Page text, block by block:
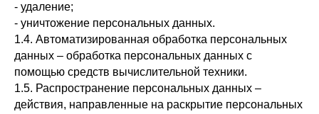
- удаление;
- уничтожение персональных данных.
1.4. Автоматизированная обработка персональных
данных – обработка персональных данных с
помощью средств вычислительной техники.
1.5. Распространение персональных данных –
действия, направленные на раскрытие персональных